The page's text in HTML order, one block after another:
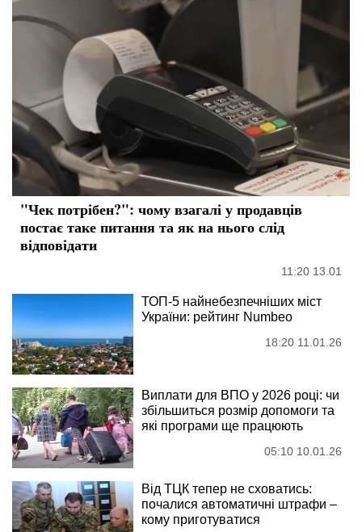
"Чек потрібен?": чому взагалі у продавців
постає таке питання та як на нього слід
відповідати
11:20 13.01
ТОП-5 найнебезпечніших міст
України: рейтинг Numbeo
18:20 11.01.26
Виплати для ВПО у 2026 році: чи
збільшиться розмір допомоги та
які програми ще працюють
05:10 10.01.26
Від ТЦК тепер не сховатись:
почалися автоматичні штрафи –
кому приготуватися